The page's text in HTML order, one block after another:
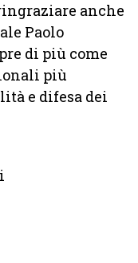
anche
Paolo
di più come
più
e difesa dei